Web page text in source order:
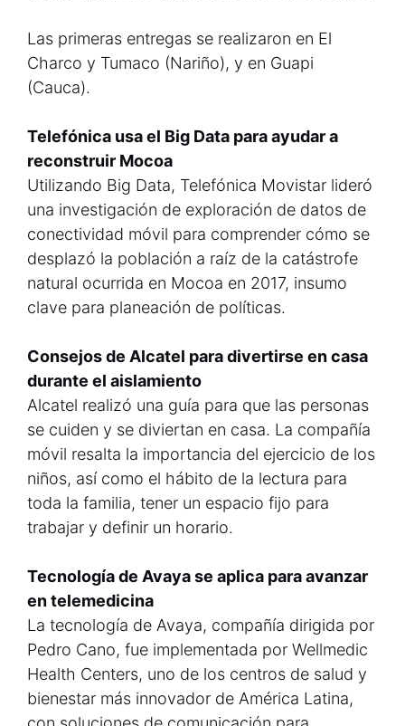
Las primeras entregas se realizaron en El
Charco y Tumaco (Nariño), y en Guapi
(Cauca).
Telefónica usa el Big Data para ayudar a
reconstruir Mocoa
Utilizando Big Data, Telefónica Movistar lideró
una investigación de exploración de datos de
conectividad móvil para comprender cómo se
desplazó la población a raíz de la catástrofe
natural ocurrida en Mocoa en 2017, insumo
clave para planeación de políticas.
Consejos de Alcatel para divertirse en casa
durante el aislamiento
Alcatel realizó una guía para que las personas
se cuiden y se diviertan en casa. La compañía
móvil resalta la importancia del ejercicio de los
niños, así como el hábito de la lectura para
toda la familia, tener un espacio fijo para
trabajar y definir un horario.
Tecnología de Avaya se aplica para avanzar
en telemedicina
La tecnología de Avaya, compañía dirigida por
Pedro Cano, fue implementada por Wellmedic
Health Centers, uno de los centros de salud y
bienestar más innovador de América Latina,